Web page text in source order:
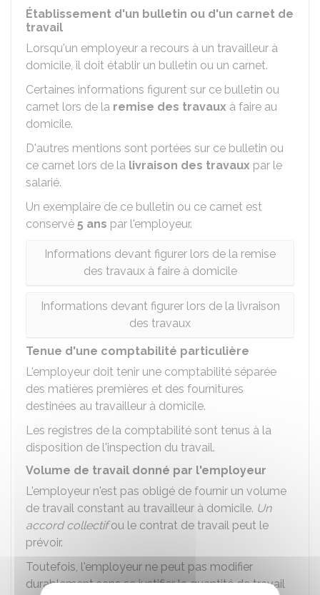
Établissement d'un bulletin ou d'un carnet de
travail
Lorsqu'un employeur a recours à un travailleur à
domicile, il doit établir un bulletin ou un carnet.
Certaines informations figurent sur ce bulletin ou
carnet lors de la remise des travaux à faire au
domicile.
D'autres mentions sont portées sur ce bulletin ou
ce carnet lors de la livraison des travaux par le
salarié.
Un exemplaire de ce bulletin ou ce carnet est
conservé 5 ans par l'employeur.
Informations devant figurer lors de la remise
des travaux à faire à domicile
Informations devant figurer lors de la livraison
des travaux
Tenue d'une comptabilité particulière
L'employeur doit tenir une comptabilité séparée
des matières premières et des fournitures
destinées au travailleur à domicile.
Les registres de la comptabilité sont tenus à la
disposition de l'inspection du travail.
Volume de travail donné par l'employeur
L'employeur n'est pas obligé de fournir un volume
de travail constant au travailleur à domicile. Un
accord collectifou le contrat de travail peut le
prévoir.
Toutefois, l'employeur ne peut pas modifier
durablement sans se justifier la quantité de travail